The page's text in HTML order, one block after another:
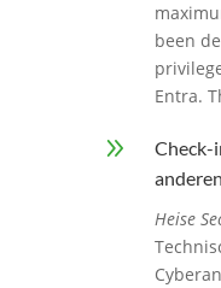
been
Entra.
9
Check-
Heise